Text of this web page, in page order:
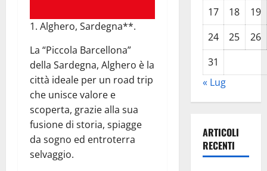
1. Alghero, Sardegna**.
La “Piccola Barcellona”
della Sardegna, Alghero è la
città ideale per un road trip
che unisce valore e
scoperta, grazie alla sua
fusione di storia, spiagge
da sogno ed entroterra
selvaggio.
17
18
19
24
25
26
31
« Lug
ARTICOLI
RECENTI